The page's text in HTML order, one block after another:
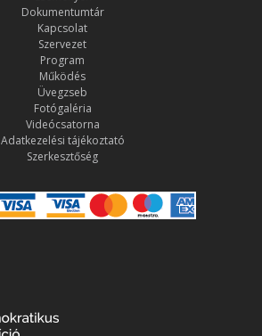
Dokumentumtár
Kapcsolat
Szervezet
Program
Működés
Üvegzseb
Fotógaléria
Videócsatorna
Adatkezelési tájékoztató
Szerkesztőség